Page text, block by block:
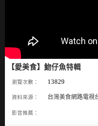
【愛美食】魩仔魚特輯
瀏覽次數： 13829
資料來源： 台灣美食網路電視
影音推薦：